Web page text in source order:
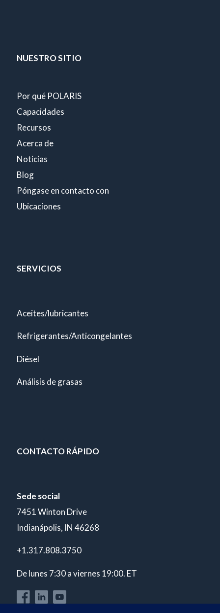
NUESTRO SITIO
Por qué POLARIS
Capacidades
Recursos
Acerca de
Noticias
Blog
Póngase en contacto con
Ubicaciones
SERVICIOS
Aceites/lubricantes
Refrigerantes/Anticongelantes
Diésel
Análisis de grasas
CONTACTO RÁPIDO
Sede social
7451 Winton Drive
Indianápolis, IN 46268
+1.317.808.3750
De lunes 7:30 a viernes 19:00. ET